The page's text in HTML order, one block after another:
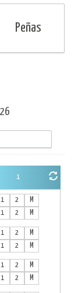
Peñas
1
1 2
M
1 2 M
1 2
M
1 2 M
1 2
M
1 2 M